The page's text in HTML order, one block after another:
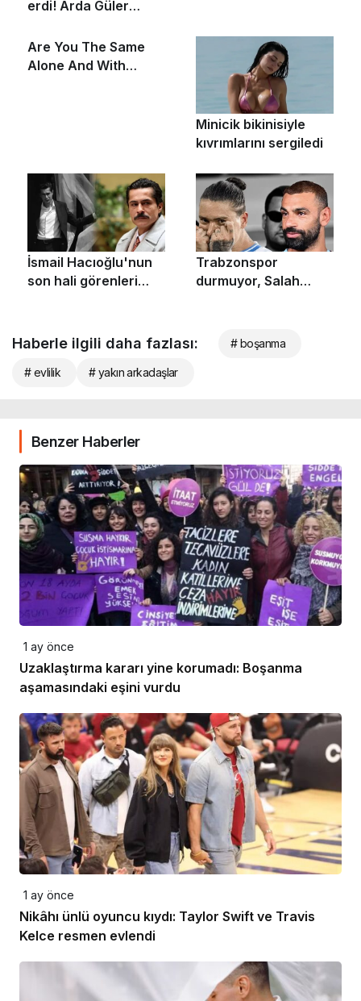
Haberle ilgili daha fazlası: # boşanma
# evlilik # yakın arkadaşlar
Benzer Haberler
1 ay önce
Uzaklaştırma kararı yine korumadı: Boşanma
aşamasındaki eşini vurdu
1 ay önce
Nikâhı ünlü oyuncu kıydı: Taylor Swift ve Travis
Kelce resmen evlendi